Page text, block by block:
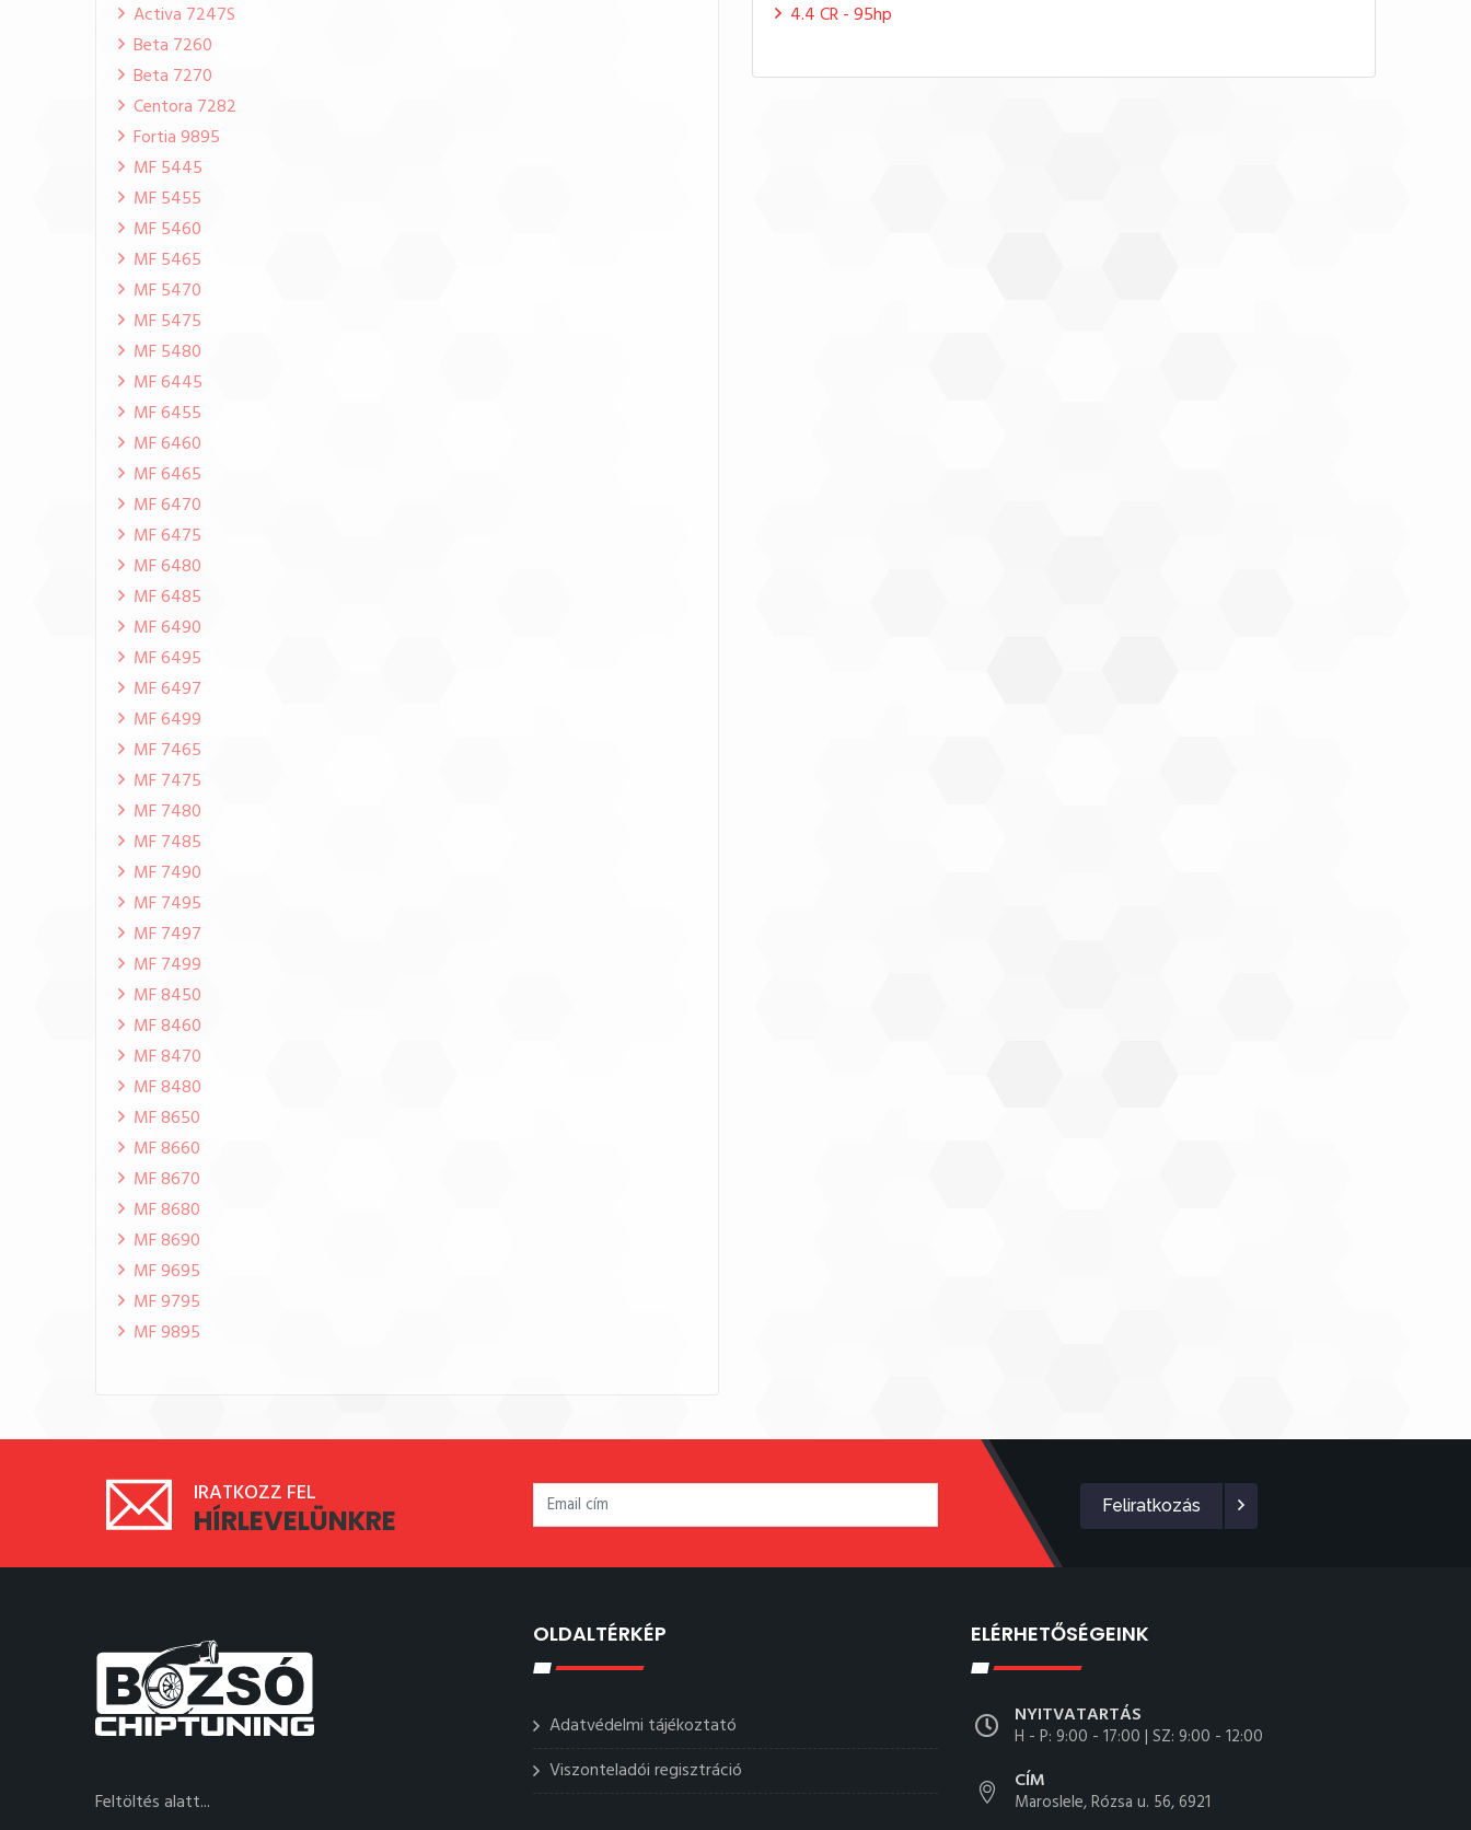
Activa 7247S
Beta 7260
Beta 7270
Centora 7282
Fortia 9895
MF 5445
MF 5455
MF 5460
MF 5465
MF 5470
MF 5475
MF 5480
MF 6445
MF 6455
MF 6460
MF 6465
MF 6470
MF 6475
MF 6480
MF 6485
MF 6490
MF 6495
MF 6497
MF 6499
MF 7465
MF 7475
MF 7480
MF 7485
MF 7490
MF 7495
MF 7497
MF 7499
MF 8450
MF 8460
MF 8470
MF 8480
MF 8650
MF 8660
MF 8670
MF 8680
MF 8690
MF 9695
MF 9795
MF 9895
4.4 CR - 95hp
IRATKOZZ FEL
HÍRLEVELÜNKRE Feliratkozás
Feltöltés alatt...
OLDALTÉRKÉP
Adatvédelmi tájékoztató
Viszonteladói regisztráció
ELÉRHETŐSÉGEINK
NYITVATARTÁS
H - P: 9:00 - 17:00 | SZ: 9:00 - 12:00
CÍM
Maroslele, Rózsa u. 56, 6921